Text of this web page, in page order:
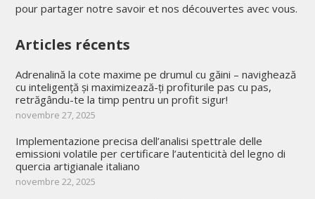
pour partager notre savoir et nos découvertes avec vous.
Articles récents
Adrenalină la cote maxime pe drumul cu găini – navighează
cu inteligență și maximizează-ți profiturile pas cu pas,
retrăgându-te la timp pentru un profit sigur!
novembre 27, 2025
Implementazione precisa dell’analisi spettrale delle
emissioni volatile per certificare l’autenticità del legno di
quercia artigianale italiano
novembre 22, 2025